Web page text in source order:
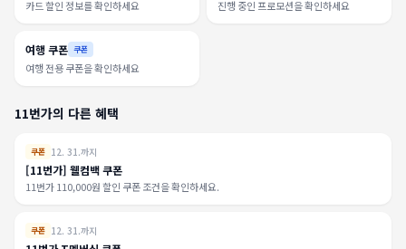
카드 할인 정보를 확인하세요 진행 중인 프로모션을 확인하세요
여행 쿠폰 쿠폰
여행 전용 쿠폰을 확인하세요
11번가의 다른 혜택
쿠폰 12. 31.까지
[11번가] 웰컴백 쿠폰
11번가 110,000원 할인 쿠폰 조건을 확인하세요.
쿠폰 12. 31.까지